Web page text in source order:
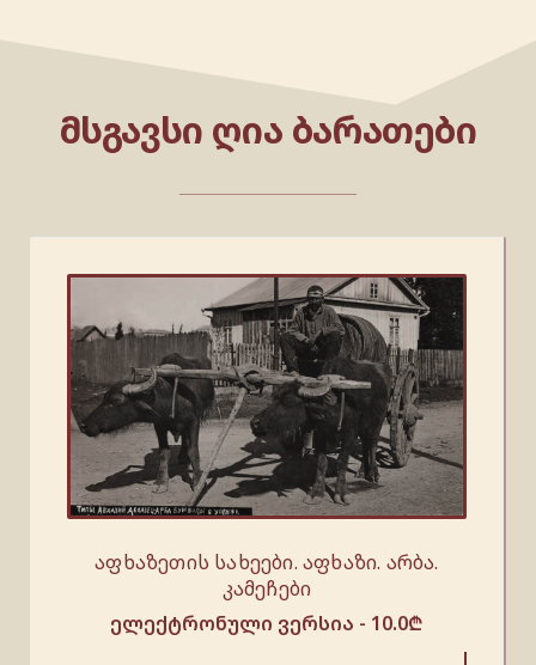
ᲛᲡᲒᲐᲕᲡᲘ ᲦᲘᲐ ᲑᲐᲠᲐᲗᲔᲑᲘ
აფხაზეთის სახეები. აფხაზი. არბა.
კამეჩები
ელექტრონული ვერსია - 10.0₾